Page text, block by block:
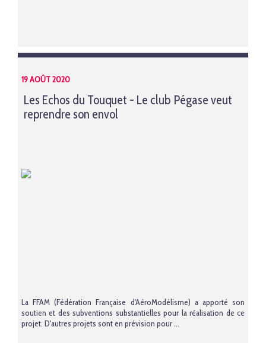
19 AOÛT 2020
Les Echos du Touquet - Le club Pégase veut
reprendre son envol
La FFAM (Fédération Française d'AéroModélisme) a apporté son
soutien et des subventions substantielles pour la réalisation de ce
projet. D'autres projets sont en prévision pour ...